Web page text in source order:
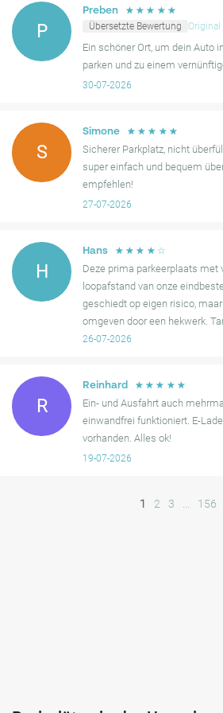
Bestätigungs-E-Mail.Du hast rund um die
Zugang zum Parkplatz. Reserviere jetzt
den Houthavens von Amsterdam!
modernen Architektur der Houthaven und
anderen Veranstaltungsorten machen
Amsterdams zu einem fantastischen Ort
und praktische Option für Besucher, die
Erschwinglichkeit suchen.
P
Preben ☆ ☆ ☆ ☆ ☆
Übersetzte Bewertung
Original
Ein schöner Ort, um dein Auto
parken und zu einem
30-07-2026
S
Simone ☆ ☆ ☆ ☆ ☆
Sicherer Parkplatz, nicht
super einfach und bequem
empfehlen!
27-07-2026
H
Hans ☆ ☆ ☆ ☆ ☆
Deze prima parkeerplaats met
loopafstand van onze
geschiedt op eigen risico,
omgeven door een hekwerk.
Amsterdamse begrippen
26-07-2026
R
Reinhard ☆ ☆ ☆ ☆ ☆
Ein- und Ausfahrt auch
einwandfrei funktioniert. E-
vorhanden. Alles ok!
19-07-2026
1 2 3 156